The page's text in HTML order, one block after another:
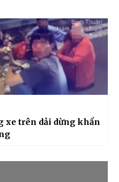
xe trên dải dừng khẩn